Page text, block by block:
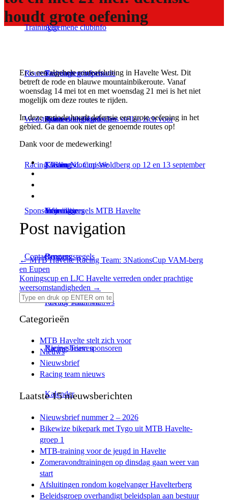
Algemene clubinfo
Recreanten informatie
Aanmeldingsformulier
Kleding
Vrijwilligers
Omgangsregels
Privacy statement
Nieuwsbrieven
Kalender
Trainingen
Trainings groepen
Trainers en begeleiders stellen zich voor
Trainingscommissie
Trainingsregels MTB Havelte
Routes
Route onderhoud
Wedstrijden
LJC en NL Cup Woldberg op 12 en 13 september
Racing Team
Informatie
Renners
Racing Team Nieuws
Racing Team sponsoren
Sponsoren
Contact
houdt grote oefening
Er is een algehele routeafsluiting in Havelte West. Dit
betreft de rode en blauwe mountainbikeroute. Vanaf
woensdag 14 mei tot en met woensdag 21 mei is het niet
mogelijk om deze routes te rijden.
In deze periode houdt defensie een grote oefening in het
gebied. Ga dan ook niet de genoemde routes op!
Dank voor de medewerking!
Post navigation
←MTB Havelte Racing Team: 3NationsCup VAM-berg
en Eupen
Koningscup en LJC Havelte verreden onder prachtige
weersomstandigheden →
Categorieën
MTB Havelte stelt zich voor
Nieuws
Nieuwsbrief
Racing team nieuws
Laatste 15 nieuwsberichten
Nieuwsbrief nummer 2 – 2026
Bikewize bikepark met Tygo uit MTB Havelte-
groep 1
MTB-training voor de jeugd in Havelte
Zomeravondtrainingen op dinsdag gaan weer van
start
Afsluitingen rondom kogelvanger Havelterberg
Beleidsgroep overhandigt beleidsplan aan bestuur